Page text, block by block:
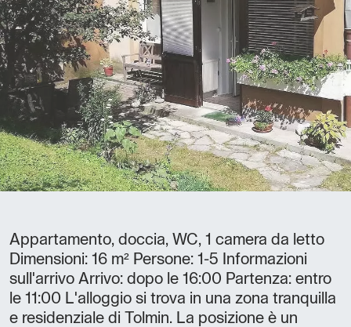
Appartamento, doccia, WC, 1 camera da letto
Dimensioni: 16 m² Persone: 1-5 Informazioni
sull'arrivo Arrivo: dopo le 16:00 Partenza: entro
le 11:00 L'alloggio si trova in una zona tranquilla
e residenziale di Tolmin. La posizione è un